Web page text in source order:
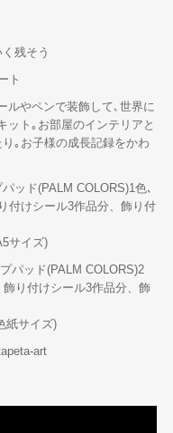
残そう
ト
ルやペンで装飾して､世界に
ット｡お部屋のインテリアと
｡お子様の成長記録をかわ
ッド(PALM COLORS)1色､
付けシール3作品分、飾り付
サイズ)
パッド(PALM COLORS)2
り付けシール3作品分、飾
紙サイズ)
art